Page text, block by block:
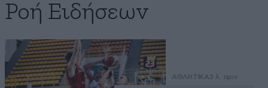
Ροή Ειδήσεων
ΑΘΛΗΤΙΚΑ3 λ. πριν